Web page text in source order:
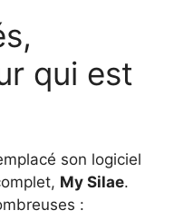
qui est
son logiciel
My Silae.
: